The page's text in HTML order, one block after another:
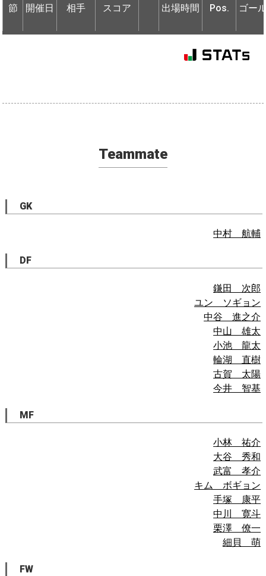
節 開催日 相手 スコア 出場時間 Pos. ゴー
節 開催日 相手
Teammate
GK
中村 航輔
DF
鎌田 次郎
ユン ソギョン
中谷 進之介
中山 雄太
小池 龍太
輪湖 直樹
古賀 太陽
今井 智基
MF
小林 祐介
大谷 秀和
武富 孝介
キム ボギョン
手塚 康平
中川 寛斗
栗澤 僚一
細貝 萌
FW